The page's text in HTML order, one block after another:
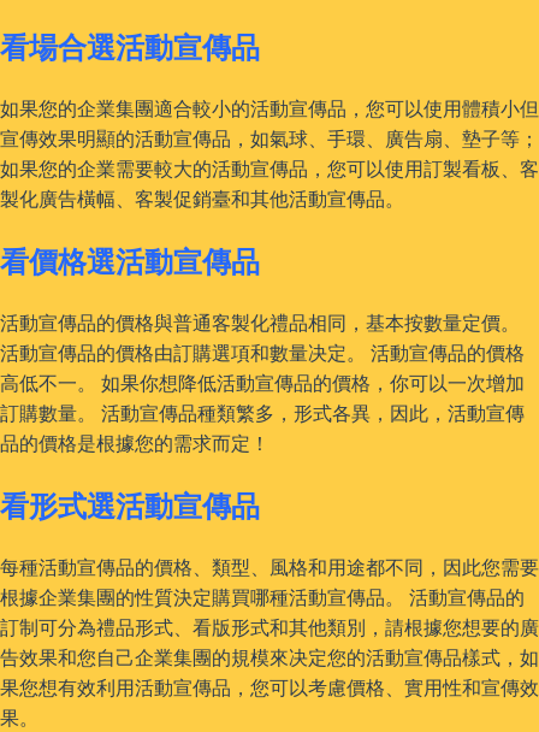
看場合選活動宣傳品
如果您的企業集團適合較小的活動宣傳品，您可以使用體積小但
宣傳效果明顯的活動宣傳品，如氣球、手環、廣告扇、墊子等；
如果您的企業需要較大的活動宣傳品，您可以使用訂製看板、客
製化廣告橫幅、客製促銷臺和其他活動宣傳品。
看價格選活動宣傳品
活動宣傳品的價格與普通客製化禮品相同，基本按數量定價。
活動宣傳品的價格由訂購選項和數量决定。 活動宣傳品的價格
高低不一。 如果你想降低活動宣傳品的價格，你可以一次增加
訂購數量。 活動宣傳品種類繁多，形式各異，因此，活動宣傳
品的價格是根據您的需求而定！
看形式選活動宣傳品
每種活動宣傳品的價格、類型、風格和用途都不同，因此您需要
根據企業集團的性質決定購買哪種活動宣傳品。 活動宣傳品的
訂制可分為禮品形式、看版形式和其他類別，請根據您想要的廣
告效果和您自己企業集團的規模來决定您的活動宣傳品樣式，如
果您想有效利用活動宣傳品，您可以考慮價格、實用性和宣傳效
果。